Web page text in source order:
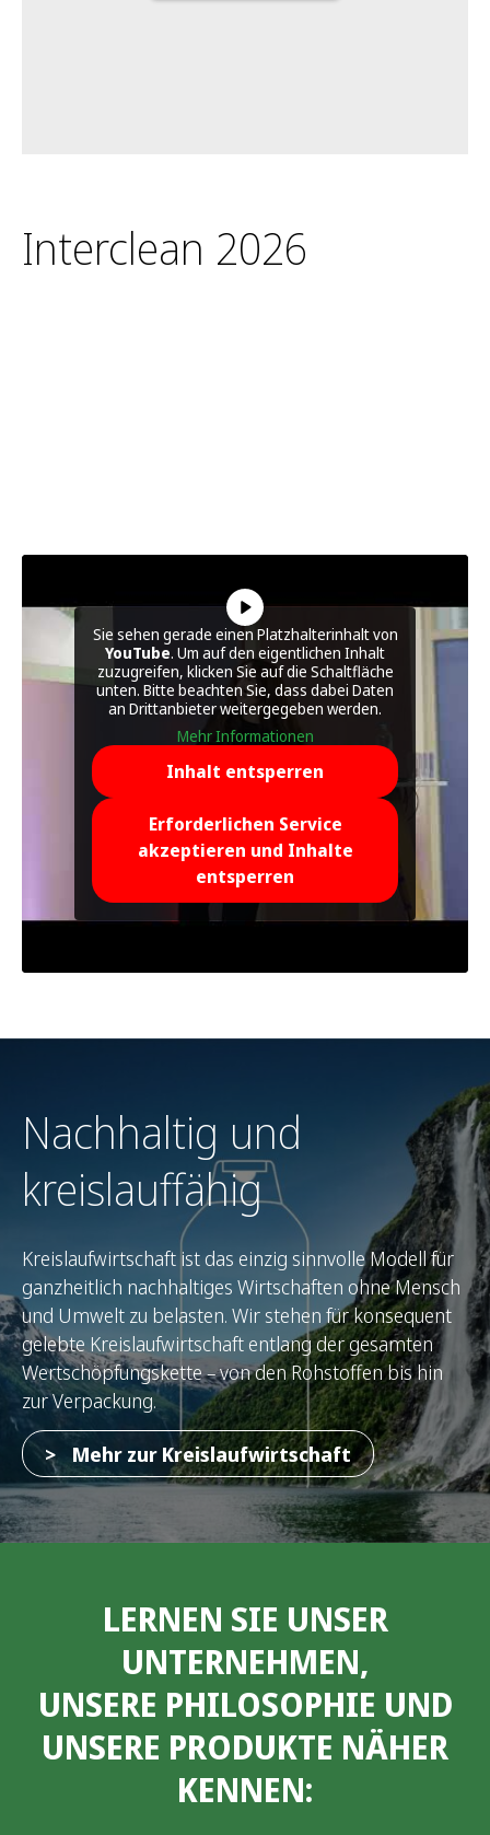
Interclean 2026
Sie sehen gerade einen Platzhalterinhalt von
YouTube. Um auf den eigentlichen Inhalt
zuzugreifen, klicken Sie auf die Schaltfläche
unten. Bitte beachten Sie, dass dabei Daten
an Drittanbieter weitergegeben werden.
Mehr Informationen
Inhalt entsperren
Erforderlichen Service
akzeptieren und Inhalte
entsperren
Nachhaltig und
kreislauffähig
Kreislaufwirtschaft ist das einzig sinnvolle Modell für
ganzheitlich nachhaltiges Wirtschaften ohne Mensch
und Umwelt zu belasten. Wir stehen für konsequent
gelebte Kreislaufwirtschaft entlang der gesamten
Wertschöpfungskette – von den Rohstoffen bis hin
zur Verpackung.
Mehr zur Kreislaufwirtschaft
LERNEN SIE UNSER
UNTERNEHMEN,
UNSERE PHILOSOPHIE UND
UNSERE PRODUKTE NÄHER
KENNEN: